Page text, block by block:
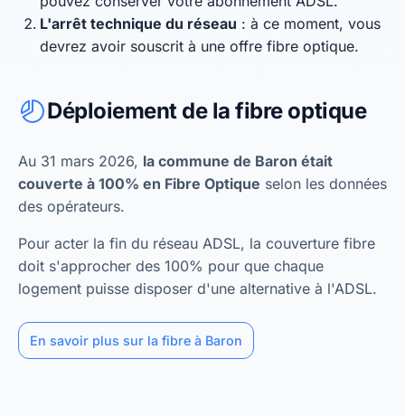
L'arrêt technique du réseau : à ce moment, vous
devrez avoir souscrit à une offre fibre optique.
Déploiement de la fibre optique
Au 31 mars 2026, la commune de Baron était
couverte à 100% en Fibre Optique selon les données
des opérateurs.
Pour acter la fin du réseau ADSL, la couverture fibre
doit s'approcher des 100% pour que chaque
logement puisse disposer d'une alternative à l'ADSL.
En savoir plus sur la fibre à Baron